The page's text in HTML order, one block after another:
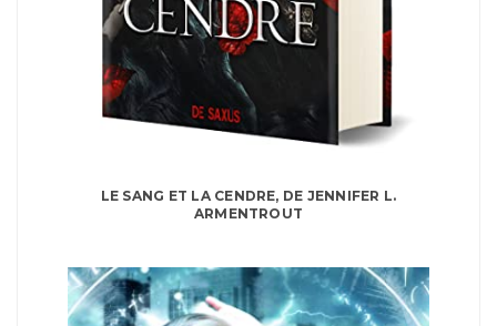
LE SANG ET LA CENDRE, DE JENNIFER L.
ARMENTROUT